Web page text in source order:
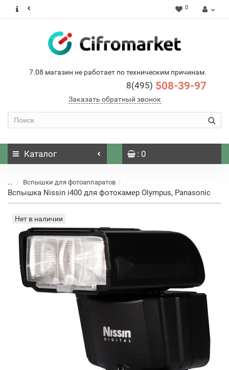
0
7.08 магазин не работает по техническим причинам.
8(495) 508-39-97
Заказать обратный звонок
Каталог : 0
... Вспышки для фотоаппаратов
Вспышка Nissin i400 для фотокамер Olympus, Panasonic
Нет в наличии